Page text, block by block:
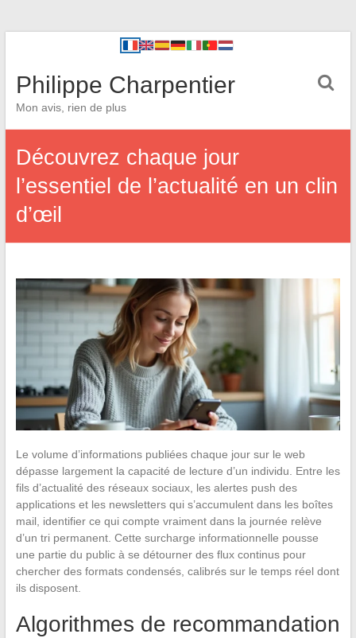
Philippe Charpentier
Mon avis, rien de plus
Découvrez chaque jour
l’essentiel de l’actualité en un clin
d’œil
Le volume d’informations publiées chaque jour sur le web
dépasse largement la capacité de lecture d’un individu. Entre les
fils d’actualité des réseaux sociaux, les alertes push des
applications et les newsletters qui s’accumulent dans les boîtes
mail, identifier ce qui compte vraiment dans la journée relève
d’un tri permanent. Cette surcharge informationnelle pousse
une partie du public à se détourner des flux continus pour
chercher des formats condensés, calibrés sur le temps réel dont
ils disposent.
Algorithmes de recommandation